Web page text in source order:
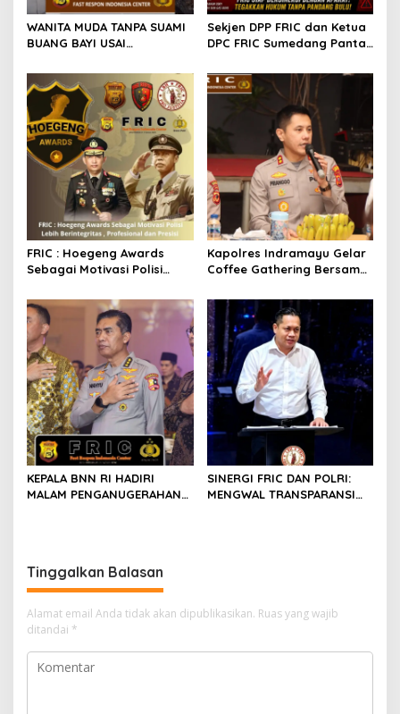
WANITA MUDA TANPA SUAMI
BUANG BAYI USAI
Sekjen DPP FRIC dan Ketua
DPC FRIC Sumedang Pantau
Ilegal di Wilayah
Sumedang, Minta APH
Bertindak Tegas
FRIC : Hoegeng Awards
Sebagai Motivasi Polisi
Profesional dan Presisi
Kapolres Indramayu Gelar
Coffee Gathering Bersama
KEPALA BNN RI HADIRI
MALAM PENGANUGERAHAN
SINERGI FRIC DAN POLRI:
MENGWAL TRANSPARANSI
Tinggalkan Balasan
Alamat email Anda tidak akan dipublikasikan. Ruas yang wajib
ditandai *